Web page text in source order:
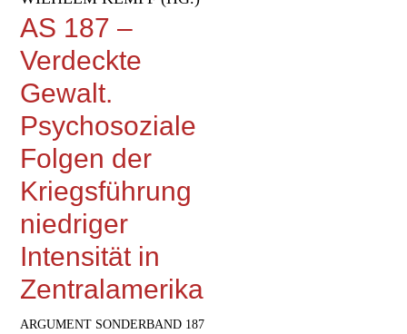
AS 187 –
Verdeckte
Gewalt.
Psychosoziale
Folgen der
Kriegsführung
niedriger
Intensität in
Zentralamerika
ARGUMENT SONDERBAND 187